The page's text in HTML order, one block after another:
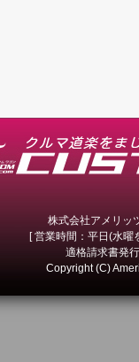
株式会社アメリ
[ 営業時間：平日(水
適格請求書発
Copyright (C)